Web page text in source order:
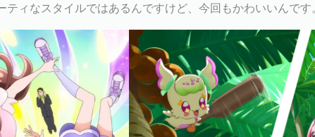
ィなスタイルではあるんですけど、今回もかわいいんです。